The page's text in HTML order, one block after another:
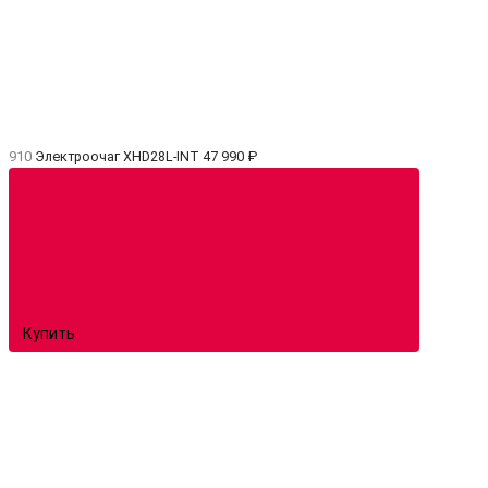
910 Электроочаг XHD28L-INT 47 990 ₽
Купить